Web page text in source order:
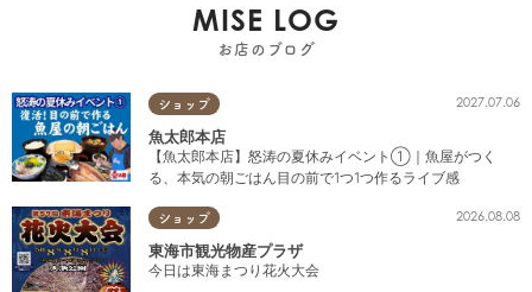
MISE LOG
お店のブログ
ショップ 2027.07.06
魚太郎本店
【魚太郎本店】怒涛の夏休みイベント①｜魚屋がつく
る、本気の朝ごはん目の前で1つ1つ作るライブ感
ショップ 2026.08.08
東海市観光物産プラザ
今日は東海まつり花火大会